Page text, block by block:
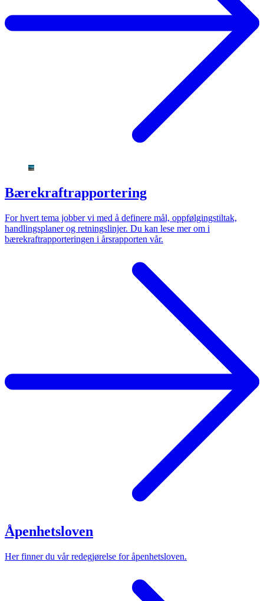
Bærekraftrapportering
For hvert tema jobber vi med å definere mål, oppfølgingstiltak,
handlingsplaner og retningslinjer. Du kan lese mer om i
bærekraftrapporteringen i årsrapporten vår.
Åpenhetsloven
Her finner du vår redegjørelse for åpenhetsloven.